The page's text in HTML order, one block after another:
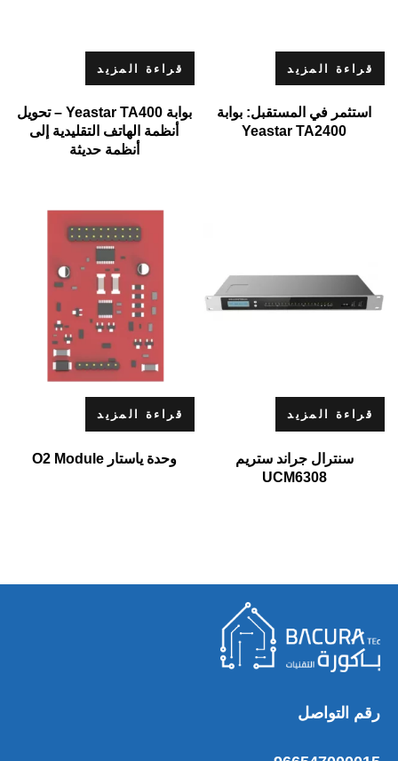
قراءة المزيد
استثمر في المستقبل: بوابة
Yeastar TA2400
قراءة المزيد
بوابة Yeastar TA400 – تحويل
أنظمة الهاتف التقليدية إلى
أنظمة حديثة
قراءة المزيد
سنترال جراند ستريم
UCM6308
قراءة المزيد
وحدة ياستار O2 Module
رقم التواصل